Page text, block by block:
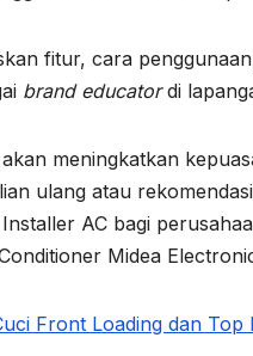
fitur, cara
brand educatordi
meningkatkan
ulang atau
AC bagi
Midea
Front Loading dan Top